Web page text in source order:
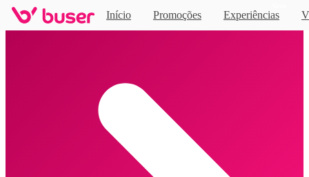
Início Promoções Experiências
Home